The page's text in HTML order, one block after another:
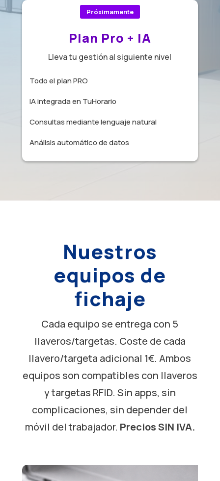
Próximamente
Plan Pro + IA
Lleva tu gestión al siguiente nivel
Todo el plan PRO
IA integrada en TuHorario
Consultas mediante lenguaje natural
Análisis automático de datos
Nuestros
equipos de
fichaje
Cada equipo se entrega con 5
llaveros/targetas. Coste de cada
llavero/targeta adicional 1€. Ambos
equipos son compatibles con llaveros
y targetas RFID. Sin apps, sin
complicaciones, sin depender del
móvil del trabajador. Precios SIN IVA.